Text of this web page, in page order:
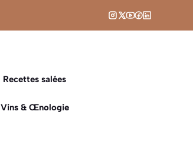
Recettes salées
Vins & Œnologie